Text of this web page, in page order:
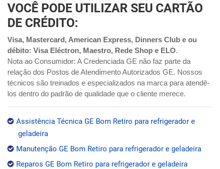
VOCÊ PODE UTILIZAR SEU CARTÃO
DE CRÉDITO:
Visa, Mastercard, American Express, Dinners Club e ou
débito: Visa Eléctron, Maestro, Rede Shop e ELO.
Nota ao Consumidor: A Credenciada GE não faz parte da
relação dos Postos de Atendimento Autorizados GE. Nossos
técnicos são treinados e especializados na marca para atendê-
los dentro do padrão de qualidade que o cliente merece.
Assistência Técnica GE Bom Retiro para refrigerador e
geladeira
Manutenção GE Bom Retiro para refrigerador e geladeira
Reparos GE Bom Retiro para refrigerador e geladeira